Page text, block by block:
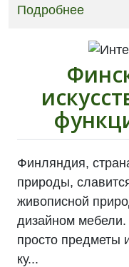
Подробнее
Финляндия,
природы,
живописной
дизайном
просто предметы
ку...